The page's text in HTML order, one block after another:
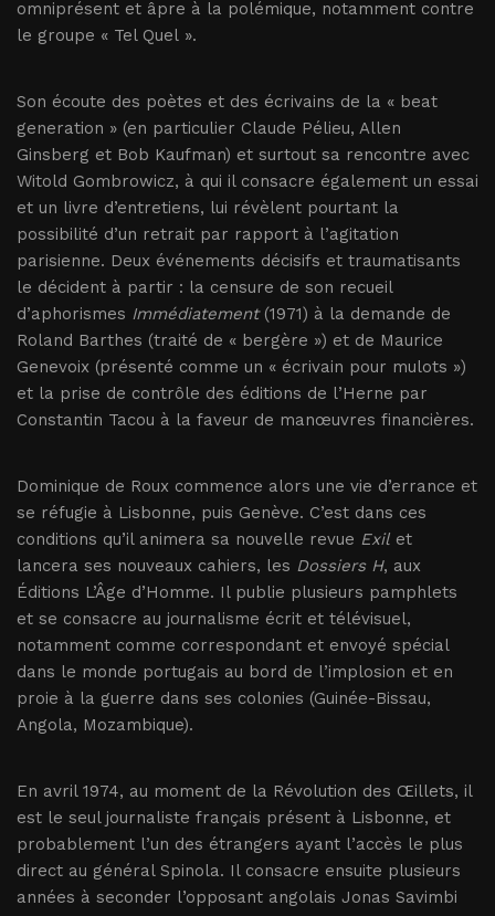
omniprésent et âpre à la polémique, notamment contre
le groupe « Tel Quel ».
Son écoute des poètes et des écrivains de la « beat
generation » (en particulier Claude Pélieu, Allen
Ginsberg et Bob Kaufman) et surtout sa rencontre avec
Witold Gombrowicz, à qui il consacre également un essai
et un livre d’entretiens, lui révèlent pourtant la
possibilité d’un retrait par rapport à l’agitation
parisienne. Deux événements décisifs et traumatisants
le décident à partir : la censure de son recueil
d’aphorismes Immédiatement(1971) à la demande de
Roland Barthes (traité de « bergère ») et de Maurice
Genevoix (présenté comme un « écrivain pour mulots »)
et la prise de contrôle des éditions de l’Herne par
Constantin Tacou à la faveur de manœuvres financières.
Dominique de Roux commence alors une vie d’errance et
se réfugie à Lisbonne, puis Genève. C’est dans ces
conditions qu’il animera sa nouvelle revue Exil et
lancera ses nouveaux cahiers, les Dossiers H, aux
Éditions L’Âge d’Homme. Il publie plusieurs pamphlets
et se consacre au journalisme écrit et télévisuel,
notamment comme correspondant et envoyé spécial
dans le monde portugais au bord de l’implosion et en
proie à la guerre dans ses colonies (Guinée-Bissau,
Angola, Mozambique).
En avril 1974, au moment de la Révolution des Œillets, il
est le seul journaliste français présent à Lisbonne, et
probablement l’un des étrangers ayant l’accès le plus
direct au général Spinola. Il consacre ensuite plusieurs
années à seconder l’opposant angolais Jonas Savimbi